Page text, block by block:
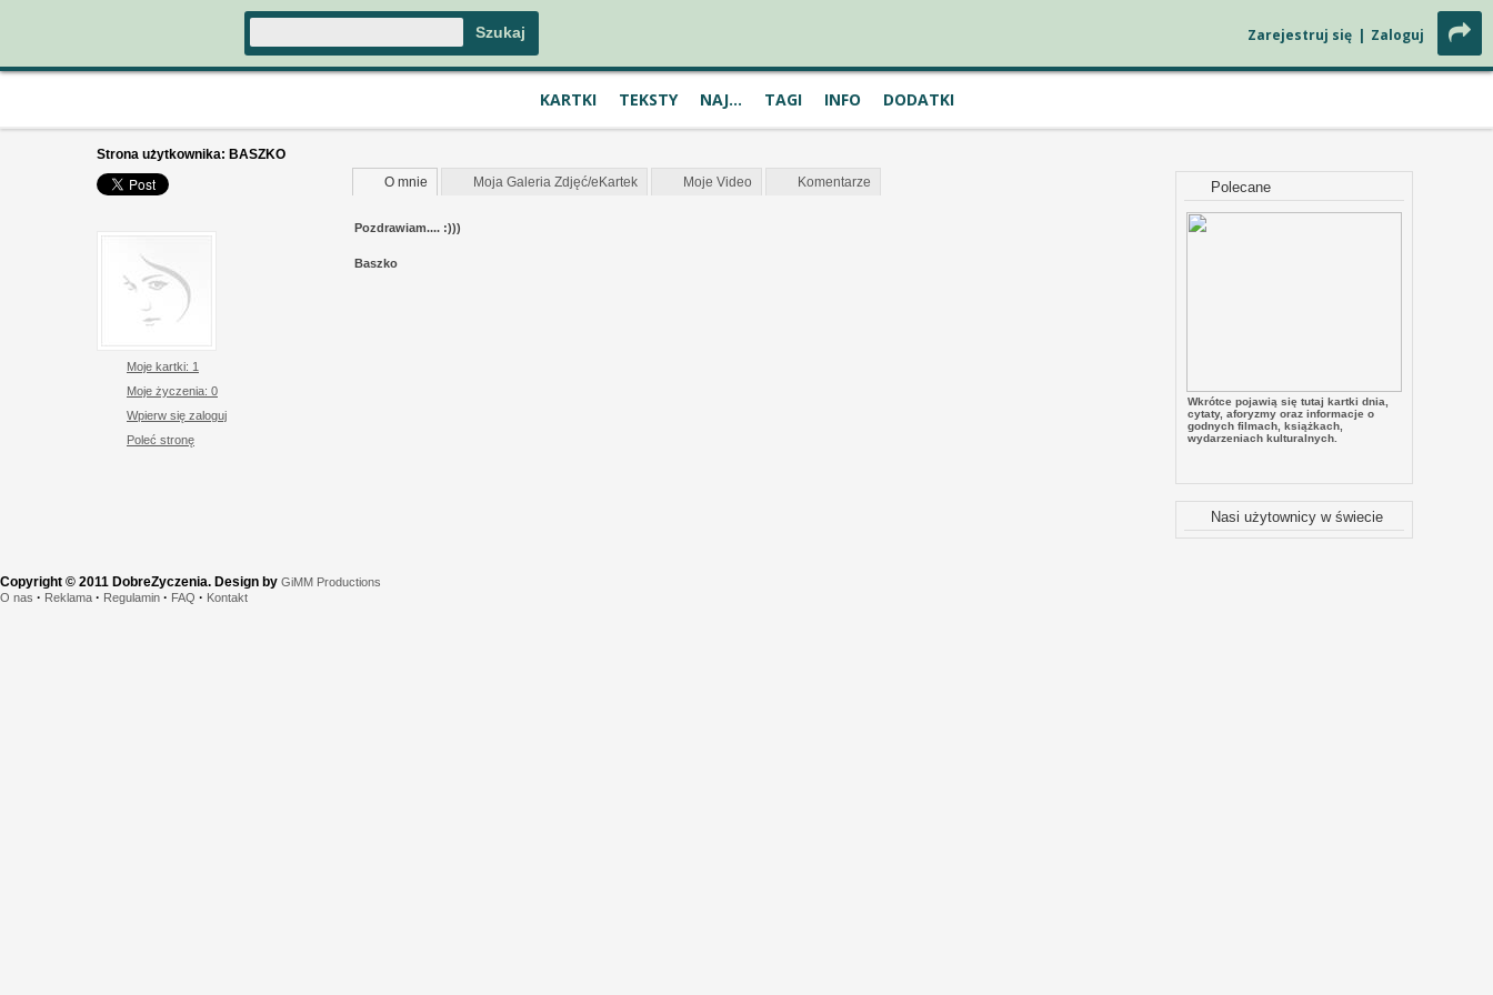
Zarejestruj się | Zaloguj
KARTKI TEKSTY NAJ... TAGI INFO DODATKI
Strona użytkownika: BASZKO
Moje kartki: 1
Moje życzenia: 0
Wpierw się zaloguj
Poleć stronę
O mnie Moja Galeria Zdjęć/eKartek Moje Video Komentarze
Pozdrawiam.... :)))
Baszko
Polecane
Wkrótce pojawią się tutaj kartki dnia,
cytaty, aforyzmy oraz informacje o
godnych filmach, książkach,
wydarzeniach kulturalnych.
Nasi użytownicy w świecie
Copyright © 2011 DobreZyczenia. Design by GiMM Productions
O nas · Reklama · Regulamin · FAQ · Kontakt